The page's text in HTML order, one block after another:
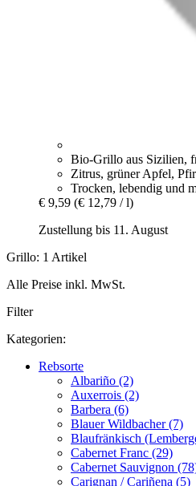
Bio-Grillo aus Sizilien,
Zitrus, grüner Apfel,
Trocken, lebendig und
€ 9,59 (€ 12,79 / l)
Zustellung bis 11. August
Grillo: 1 Artikel
Alle Preise inkl. MwSt.
Filter
Kategorien:
Rebsorte
Albariño (2)
Auxerrois (2)
Barbera (6)
Blauer Wildbacher (7)
Blaufränkisch
Cabernet Franc (29)
Cabernet Sauvignon
Carignan / Cariñena (5)